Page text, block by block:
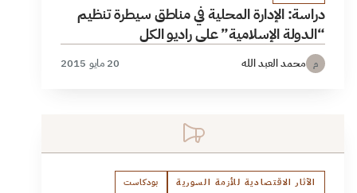
دراسة: الإدارة المحلية في مناطق سيطرة تنظيم
“الدولة الإسلامية” على راديو الكل
م محمد العبد الله 20 مايو 2015
الآثار الاقتصادية للأزمة السورية بودكاست